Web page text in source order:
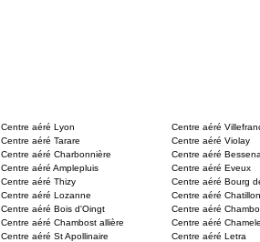
Centre aéré Lyon
Centre aéré
Centre aéré Tarare
Centre aéré Violay
Centre aéré Charbonnière
Centre aéré
Centre aéré Amplepluis
Centre aéré Eveux
Centre aéré Thizy
Centre aéré Bourg
Centre aéré Lozanne
Centre aéré
Centre aéré Bois d'Oingt
Centre aéré
Centre aéré Chambost allière
Centre aéré
Centre aéré St Apollinaire
Centre aéré Letra